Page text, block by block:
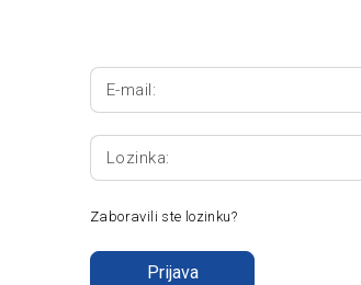
E-mail:
Lozinka:
Zaboravili ste lozinku?
Prijava